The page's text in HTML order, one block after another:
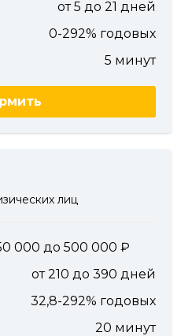
от 5 до 21 дней
0-292% годовых
5 минут
лиц
000 до 500 000
от 210 до 390 дней
32,8-292% годовых
20 минут